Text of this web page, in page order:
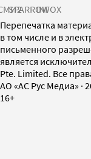
SPARROWINFOX
Перепечатка
в том числе и в
письменного
является
Pte. Limited. Все
AO «АС Рус Медиа» ·
16+